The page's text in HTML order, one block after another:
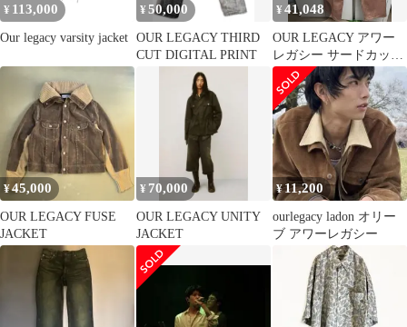
¥ 113,000
Our legacy varsity jacket
¥50,000
OUR LEGACY THIRD
CUT DIGITAL PRINT
¥41,048
OUR LEGACY アワー
レガシー サードカット
30
¥45,000
OUR LEGACY FUSE
JACKET
¥ 70,000
OUR LEGACY UNITY
JACKET
¥11,200
ourlegacy ladon オリー
ブ アワーレガシー